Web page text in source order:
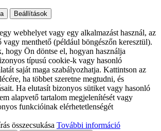
Beállítások
webhelyet vagy egy alkalmazást használ, az
menthető (például böngészőn keresztül).
hogy Ön döntse el, hogyan használja
típusú cookie-k vagy hasonló
saját maga szabályozhatja. Kattintson az
ha többet szeretne megtudni, és
Ha elutasít bizonyos sütiket vagy hasonló
alapvető tartalom megjelenítését vagy
funkcióinak elérhetetlenségét
összecsukása További információ